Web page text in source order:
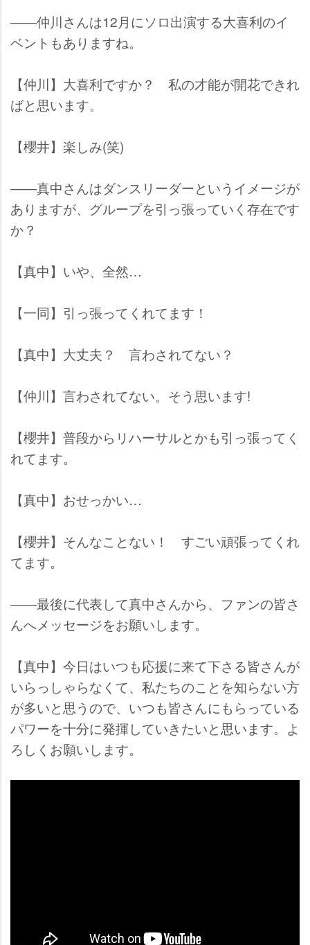
――仲川さんは12月にソロ出演する大喜利のイ
ベントもありますね。
【仲川】大喜利ですか？ 私の才能が開花できれ
ばと思います。
【櫻井】楽しみ(笑)
――真中さんはダンスリーダーというイメージが
ありますが、グループを引っ張っていく存在です
か？
【真中】いや、全然…
【一同】引っ張ってくれてます！
【真中】大丈夫？ 言わされてない？
【仲川】言わされてない。そう思います!
【櫻井】普段からリハーサルとかも引っ張ってく
れてます。
【真中】おせっかい…
【櫻井】そんなことない！ すごい頑張ってくれ
てます。
――最後に代表して真中さんから、ファンの皆さ
んへメッセージをお願いします。
【真中】今日はいつも応援に来て下さる皆さんが
いらっしゃらなくて、私たちのことを知らない方
が多いと思うので、いつも皆さんにもらっている
パワーを十分に発揮していきたいと思います。よ
ろしくお願いします。